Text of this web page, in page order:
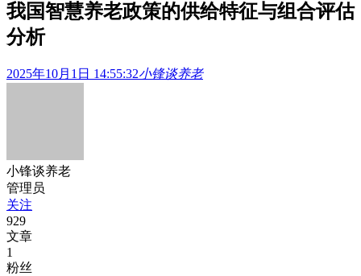
我国智慧养老政策的供给特征与组合评估
分析
2025年10月1日 14:55:32小锋谈养老
小锋谈养老
管理员
关注
929
文章
1
粉丝